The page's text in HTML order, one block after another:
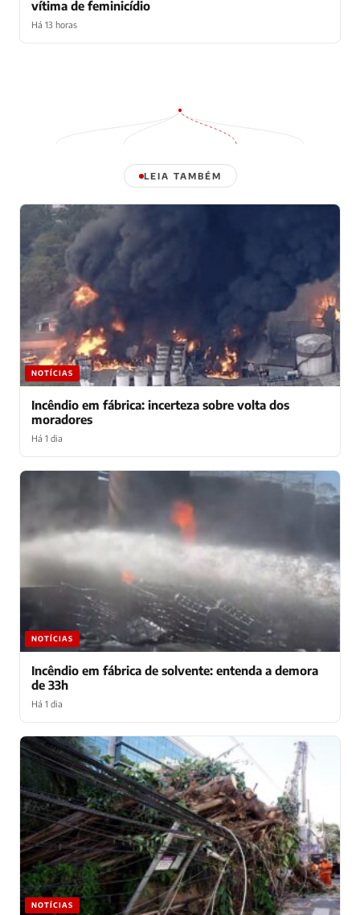
vítima de feminicídio
Há 13 horas
LEIA TAMBÉM
NOTÍCIAS
Incêndio em fábrica: incerteza sobre volta dos
moradores
Há 1 dia
NOTÍCIAS
Incêndio em fábrica de solvente: entenda a demora
de 33h
Há 1 dia
NOTÍCIAS